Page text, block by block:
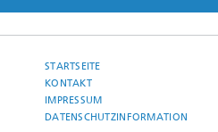
STARTSEITE
KONTAKT
IMPRESSUM
DATENSCHUTZINFORMATION